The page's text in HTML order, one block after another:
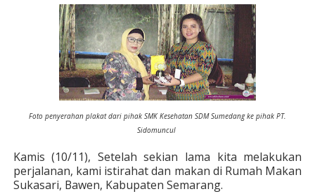
Foto penyerahan plakat dari pihak SMK Kesehatan SDM Sumedang ke pihak PT.
Sidomuncul
Kamis (10/11), Setelah sekian lama kita melakukan
perjalanan, kami istirahat dan makan di Rumah Makan
Sukasari, Bawen, Kabupaten Semarang.